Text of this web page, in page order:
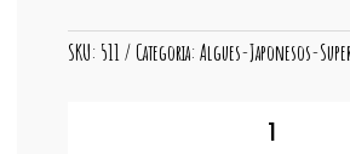
SKU: 511 Categoria:Algues-Japonesos-